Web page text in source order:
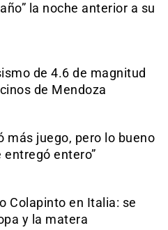
la noche anterior a su
de 4.6 de magnitud
de Mendoza
más juego, pero lo bueno
entregó entero”
Colapinto en Italia: se
y la matera